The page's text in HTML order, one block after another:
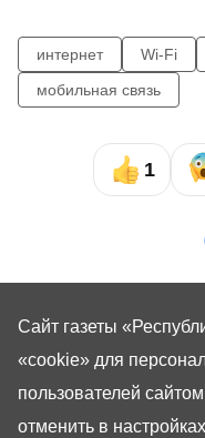
интернет Wi-Fi
мобильная связь
1
Сайт газеты
«cookie» для
пользователей
отменить в